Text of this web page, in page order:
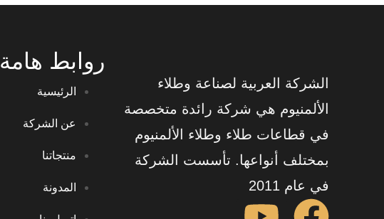
الشركة العربية لصناعة وطلاء
الألمنيوم هي شركة رائدة متخصصة
في قطاعات طلاء وطلاء الألمنيوم
بمختلف أنواعها. تأسست الشركة
في عام 2011
روابط هامة
الرئيسية
عن الشركة
منتجاتنا
المدونة